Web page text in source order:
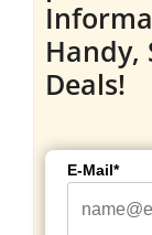
Handy,
Deals!
E-Mail*